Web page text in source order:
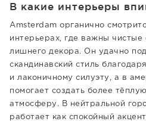
В какие интерьеры
Amsterdam органично
интерьерах, где важны
лишнего декора. Он удачно
скандинавский стиль
и лаконичному силуэту, а в
помогает создать более
атмосферу. В нейтральной
работает как спокойный